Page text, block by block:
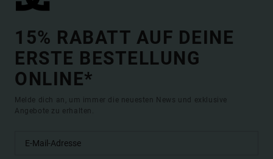
15% RABATT AUF DEINE
ERSTE BESTELLUNG
ONLINE*
Melde dich an, um immer die neuesten News und exklusive
Angebote zu erhalten.